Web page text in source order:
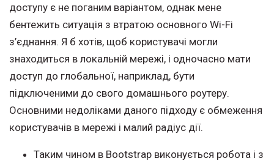
доступу є не поганим варіантом, однак мене
бентежить ситуація з втратою основного Wi-Fi
з’єднання. Я б хотів, щоб користувачі могли
знаходиться в локальній мережі, і одночасно мати
доступ до глобальної, наприклад, бути
підключеними до свого домашнього роутеру.
Основними недоліками даного підходу є обмеження
користувачів в мережі і малий радіус дії.
Таким чином в Bootstrap виконується робота і з